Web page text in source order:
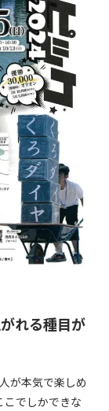
れる種目が
が本気で楽しめ
こでしかできな